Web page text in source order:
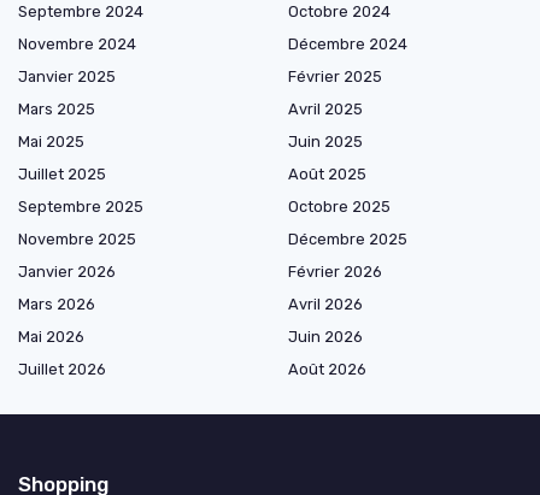
Septembre 2024
Octobre 2024
Novembre 2024
Décembre 2024
Janvier 2025
Février 2025
Mars 2025
Avril 2025
Mai 2025
Juin 2025
Juillet 2025
Août 2025
Septembre 2025
Octobre 2025
Novembre 2025
Décembre 2025
Janvier 2026
Février 2026
Mars 2026
Avril 2026
Mai 2026
Juin 2026
Juillet 2026
Août 2026
Shopping